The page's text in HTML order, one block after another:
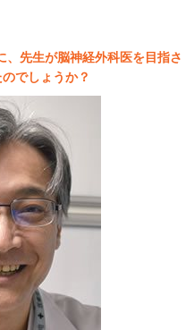
先生が脳神経外科医を目指さ
でしょうか？